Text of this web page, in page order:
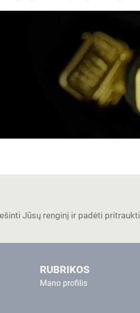
Jūsų renginį ir padėti pritraukti
RUBRIKOS
Mano profilis